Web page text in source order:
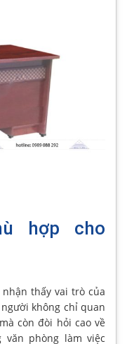
hợp cho
thấy vai trò của
không chỉ quan
còn đòi hỏi cao về
văn phòng làm việc